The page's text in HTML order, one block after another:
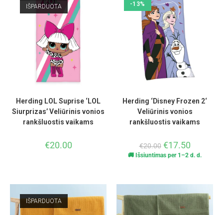
IŠPARDUOTA
Herding LOL Suprise ‘LOL
Siurprizas’ Veliūrinis vonios
rankšluostis vaikams
€20.00
-13%
Herding ‘Disney Frozen 2‘
Veliūrinis vonios
rankšluostis vaikams
€20.00 €17.50
🚚 Išsiuntimas per 1–2 d. d.
IŠPARDUOTA